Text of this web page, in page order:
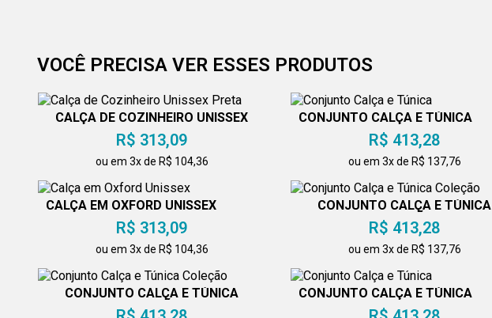
VOCÊ PRECISA VER ESSES PRODUTOS
CALÇA DE COZINHEIRO UNISSEX
PRETA
R$ 313,09
ou em 3x de R$ 104,36
CONJUNTO CALÇA E TÚNICA
R$ 413,28
ou em 3x de R$ 137,76
CALÇA EM OXFORD UNISSEX
R$ 313,09
ou em 3x de R$ 104,36
CONJUNTO CALÇA E TÚNICA
COLEÇÃO
R$ 413,28
ou em 3x de R$ 137,76
CONJUNTO CALÇA E TÚNICA
COLEÇÃO
CONJUNTO CALÇA E TÚNICA